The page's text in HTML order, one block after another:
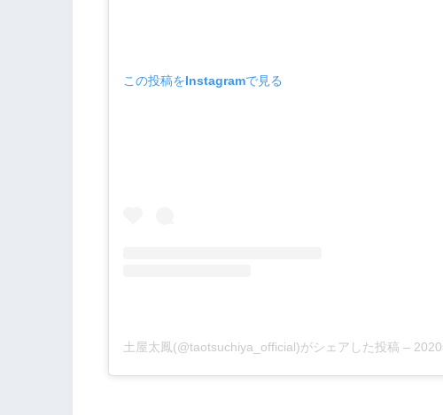
この投稿をInstagramで見る
土屋太鳳(@taotsuchiya_official)がシェアした投稿 – 2020